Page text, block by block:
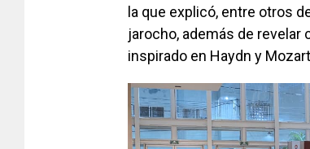
la que explicó, entre otros
jarocho, además de
inspirado en Haydn y